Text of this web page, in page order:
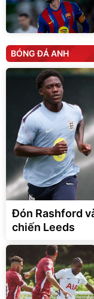
BÓNG ĐÁ ANH
Đón Rashford
chiến Leeds